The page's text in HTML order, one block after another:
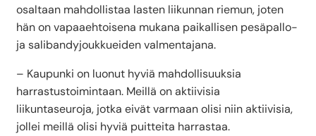
osaltaan mahdollistaa lasten liikunnan riemun, joten
hän on vapaaehtoisena mukana paikallisen pesäpallo-
ja salibandyjoukkueiden valmentajana.
– Kaupunki on luonut hyviä mahdollisuuksia
harrastustoimintaan. Meillä on aktiivisia
liikuntaseuroja, jotka eivät varmaan olisi niin aktiivisia,
jollei meillä olisi hyviä puitteita harrastaa.